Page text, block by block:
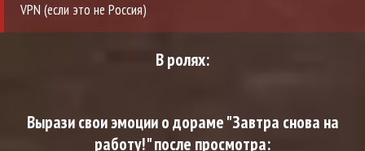
VPN (если это не Россия)
В ролях:
Вырази свои эмоции о дораме "Завтра снова на
работу!" после просмотра: